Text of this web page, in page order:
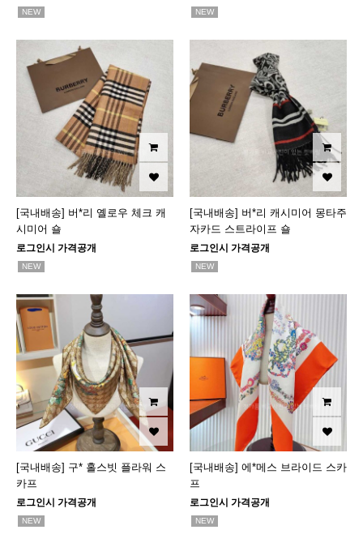
NEW NEW
[국내배송] 버*리 옐로우 체크 캐
시미어 숄
로그인시 가격공개
NEW
[국내배송] 버*리 캐시미어 몽타주
자카드 스트라이프 숄
로그인시 가격공개
NEW
[국내배송] 구* 홀스빗 플라워 스
카프
로그인시 가격공개
NEW
[국내배송] 에*메스 브라이드 스카
프
로그인시 가격공개
NEW